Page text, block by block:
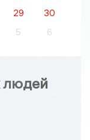
29
30
5 6
людей